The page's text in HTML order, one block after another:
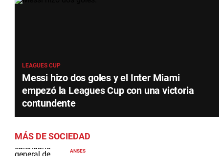
LEAGUES CUP
Messi hizo dos goles y el Inter Miami
empezó la Leagues Cup con una victoria
contundente
MÁS DE SOCIEDAD
ANSES